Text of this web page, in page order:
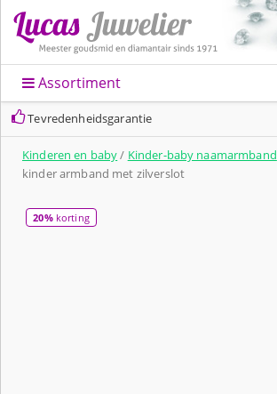
Assortiment
Tevredenheidsgarantie
Kinderen en baby/ Kinder-baby naamarmband
kinder armband met zilverslot
20%korting